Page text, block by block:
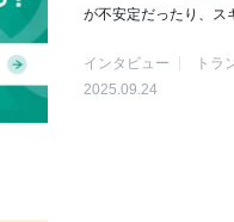
が不安定だったり、ス
インタビュー トラ
2025.09.24